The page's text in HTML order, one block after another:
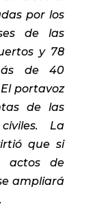
por los
de las
y 78
de 40
portavoz
de las
La
que si
actos de
ampliará